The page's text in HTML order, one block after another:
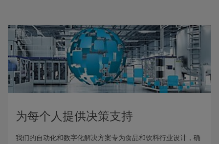
为每个人提供决策支持
我们的自动化和数字化解决方案专为食品和饮料行业设计，确